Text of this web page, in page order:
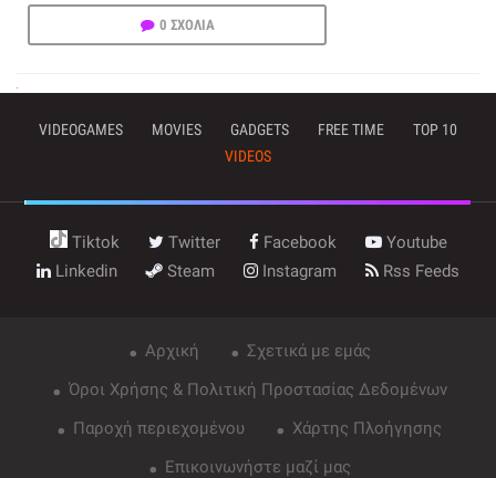
0 ΣΧΟΛΙΑ
VIDEOGAMES MOVIES GADGETS FREE TIME
TOP 10
VIDEOS
Tiktok Twitter Facebook
Youtube
Linkedin
Steam Instagram Rss Feeds
Αρχική
Σχετικά με εμάς
Όροι Χρήσης & Πολιτική Προστασίας Δεδομένων
Παροχή περιεχομένου
Χάρτης Πλοήγησης
Επικοινωνήστε μαζί μας